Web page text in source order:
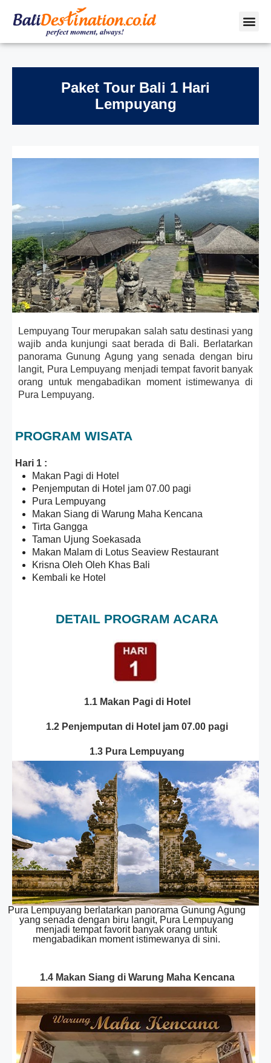
Paket Tour Bali 1 Hari
Lempuyang
Lempuyang Tour merupakan salah satu destinasi yang
wajib anda kunjungi saat berada di Bali. Berlatarkan
panorama Gunung Agung yang senada dengan biru
langit, Pura Lempuyang menjadi tempat favorit banyak
orang untuk mengabadikan moment istimewanya di
Pura Lempuyang.
PROGRAM WISATA
Hari 1 :
Makan Pagi di Hotel
Penjemputan di Hotel jam 07.00 pagi
Pura Lempuyang
Makan Siang di Warung Maha Kencana
Tirta Gangga
Taman Ujung Soekasada
Makan Malam di Lotus Seaview Restaurant
Krisna Oleh Oleh Khas Bali
Kembali ke Hotel
DETAIL PROGRAM ACARA
1.1 Makan Pagi di Hotel
1.2 Penjemputan di Hotel jam 07.00 pagi
1.3 Pura Lempuyang
Pura Lempuyang berlatarkan panorama Gunung Agung
yang senada dengan biru langit, Pura Lempuyang
menjadi tempat favorit banyak orang untuk
mengabadikan moment istimewanya di sini.
1.4 Makan Siang di Warung Maha Kencana